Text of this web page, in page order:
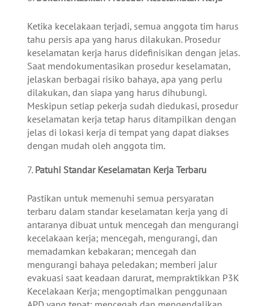
Ketika kecelakaan terjadi, semua anggota tim harus
tahu persis apa yang harus dilakukan. Prosedur
keselamatan kerja harus didefinisikan dengan jelas.
Saat mendokumentasikan prosedur keselamatan,
jelaskan berbagai risiko bahaya, apa yang perlu
dilakukan, dan siapa yang harus dihubungi.
Meskipun setiap pekerja sudah diedukasi, prosedur
keselamatan kerja tetap harus ditampilkan dengan
jelas di lokasi kerja di tempat yang dapat diakses
dengan mudah oleh anggota tim.
Patuhi Standar Keselamatan Kerja Terbaru
Pastikan untuk memenuhi semua persyaratan
terbaru dalam standar keselamatan kerja yang di
antaranya dibuat untuk mencegah dan mengurangi
kecelakaan kerja; mencegah, mengurangi, dan
memadamkan kebakaran; mencegah dan
mengurangi bahaya peledakan; memberi jalur
evakuasi saat keadaan darurat, mempraktikkan P3K
Kecelakaan Kerja; mengoptimalkan penggunaan